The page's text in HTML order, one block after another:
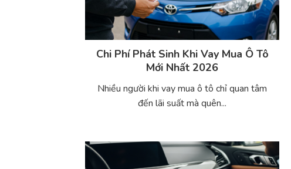
Chi Phí Phát Sinh Khi Vay Mua Ô Tô
Mới Nhất 2026
Nhiều người khi vay mua ô tô chỉ quan tâm
đến lãi suất mà quên...